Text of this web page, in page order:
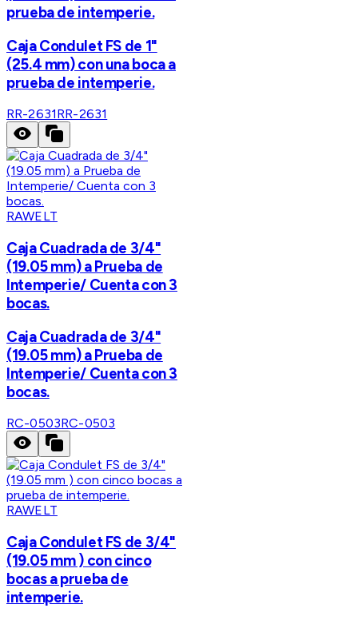
prueba de intemperie.
Caja Condulet FS de 1"
(25.4 mm) con una boca a
prueba de intemperie.
RR-2631RR-2631
RAWELT
Caja Cuadrada de 3/4"
(19.05 mm) a Prueba de
Intemperie/ Cuenta con 3
bocas.
Caja Cuadrada de 3/4"
(19.05 mm) a Prueba de
Intemperie/ Cuenta con 3
bocas.
RC-0503RC-0503
RAWELT
Caja Condulet FS de 3/4"
(19.05 mm ) con cinco
bocas a prueba de
intemperie.